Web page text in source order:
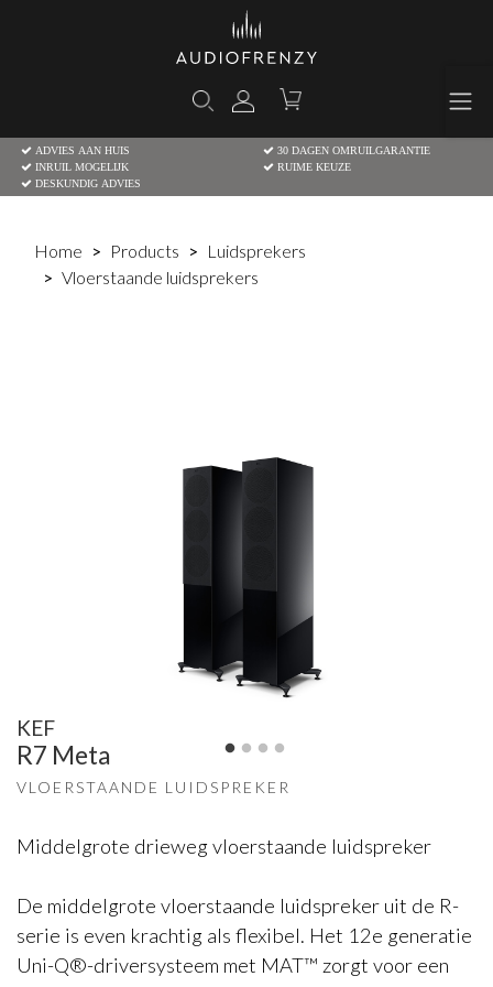
ADVIES AAN HUIS
30 DAGEN OMRUILGARANTIE
INRUIL MOGELIJK
RUIME KEUZE
DESKUNDIG ADVIES
Home Products
Luidsprekers
Vloerstaande luidsprekers
KEF
R7 Meta
VLOERSTAANDE LUIDSPREKER
Middelgrote drieweg vloerstaande luidspreker
De middelgrote vloerstaande luidspreker uit de R-
serie is even krachtig als flexibel. Het 12e generatie
Uni-Q®-driversysteem met MAT™ zorgt voor een